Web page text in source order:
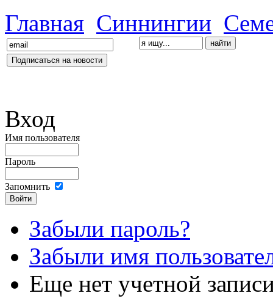
Главная Синнингии
Вход
Имя пользователя
Пароль
Запомнить
Забыли пароль?
Забыли имя
Еще нет учетной